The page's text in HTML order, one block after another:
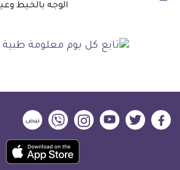
الوجه بالخيط
ديلي
ديلي
ديلي
ميديكال
ديلي
ميديكال
انفو
ديلي
ميديكال
انفو
ديلي
انفو
حمل
تطبيق